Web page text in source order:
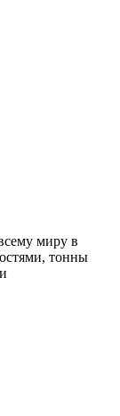
миру в
тонны